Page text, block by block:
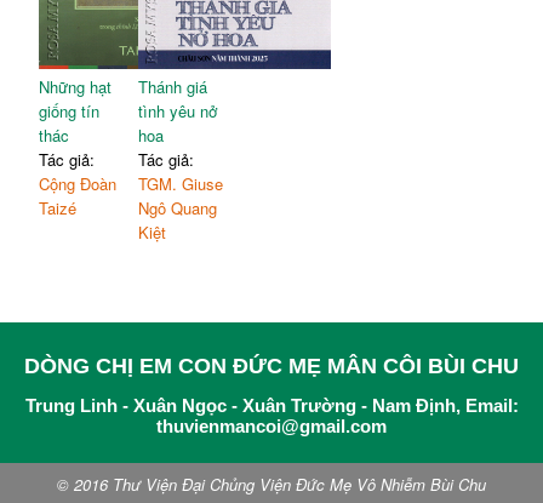
Những hạt
giống tín
thác
Tác giả:
Cộng Đoàn
Taizé
Thánh giá
tình yêu nở
hoa
Tác giả:
TGM. Giuse
Ngô Quang
Kiệt
DÒNG CHỊ EM CON ĐỨC MẸ MÂN CÔI BÙI CHU
Trung Linh - Xuân Ngọc - Xuân Trường - Nam Định, Email:
thuvienmancoi@gmail.com
© 2016 Thư Viện Đại Chủng Viện Đức Mẹ Vô Nhiễm Bùi Chu